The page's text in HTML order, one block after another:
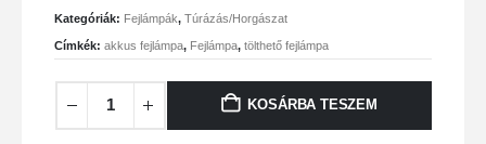
Kategóriák: Fejlámpák, Túrázás/Horgászat
Címkék: akkus fejlámpa, Fejlámpa, tölthető fejlámpa
KOSÁRBA TESZEM